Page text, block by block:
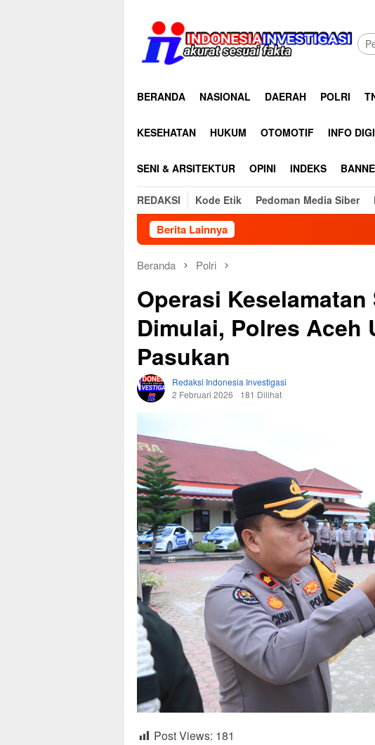
konten
BERANDA NASIONAL DAERAH POLRI
KESEHATAN HUKUM OTOMOTIF INFO
SENI & ARSITEKTUR OPINI INDEKS
REDAKSI Kode Etik Pedoman Media Siber
Berita Lainnya
Beranda Polri
Operasi Keselamatan
Dimulai, Polres Aceh
Pasukan
Redaksi Indonesia Investigasi
2 Februari 2026
181 Dilihat
Post Views: 181